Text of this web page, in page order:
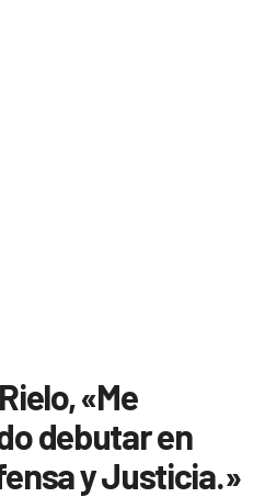
«Me
debutar en
y Justicia.»